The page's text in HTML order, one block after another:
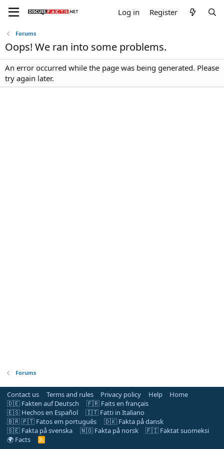
Log in Register
Forums
Oops! We ran into some problems.
An error occurred while the page was being generated. Please
try again later.
Forums
Contact us Terms and rules Privacy policy Help
Home
🇩🇪 Fakten auf Deutsch
🇫🇷 Faits en français
🇪🇸 Hechos en Español
🇮🇹 Fatti in Italiano
🇧🇷 🇵🇹 Fatos em português
🇩🇰 Fakta på dansk
🇸🇪 Fakta på svenska
🇳🇴 Fakta på norsk
🇫🇮 Faktat suomeksi
🌍 Facts
R